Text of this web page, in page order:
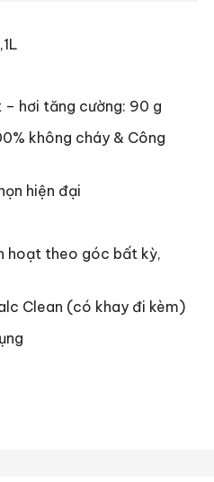
hơi tăng cường: 90 g
không cháy & Công
hiện đại
hoạt theo góc bất kỳ,
Clean (có khay đi kèm)